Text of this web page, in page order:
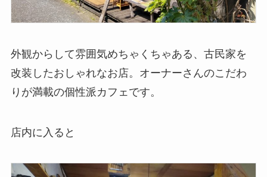
外観からして雰囲気めちゃくちゃある、古民家を
改装したおしゃれなお店。オーナーさんのこだわ
りが満載の個性派カフェです。
店内に入ると